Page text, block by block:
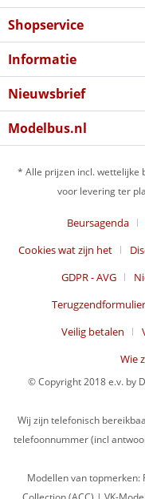
Shopservice
Informatie
Nieuwsbrief
Modelbus.nl
* Alle prijzen incl. wettelijke
voor levering ter
Beursagenda
Cookies wat zijn het
GDPR - AVG
Terugzendformulier
Veilig betalen
Wie
© Copyright 2018 e.v. by
Wij zijn telefonisch
telefoonnummer (incl
Modellen van